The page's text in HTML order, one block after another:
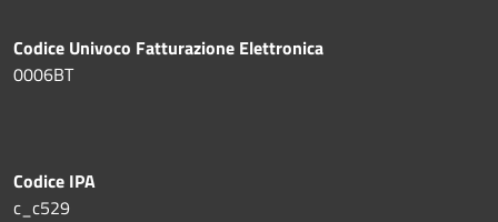
Codice Univoco Fatturazione Elettronica
0006BT
Codice IPA
c_c529